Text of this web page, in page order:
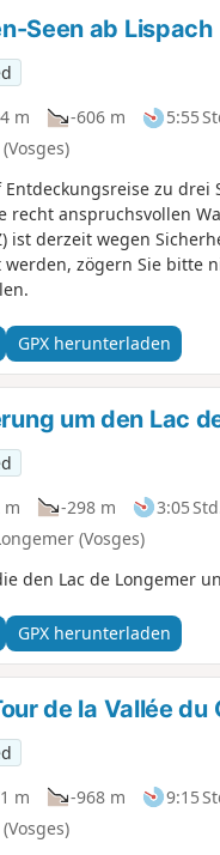
Seen ab Lispach
m -606 m 5:55
Entdeckungsreise zu
recht anspruchsvollen
ist derzeit wegen
zögern Sie bitte
GPX herunterladen
um den Lac
m -298 m 3:05
(Vosges)
den Lac de Longemer
GPX herunterladen
de la Vallée du
m -968 m 9:15